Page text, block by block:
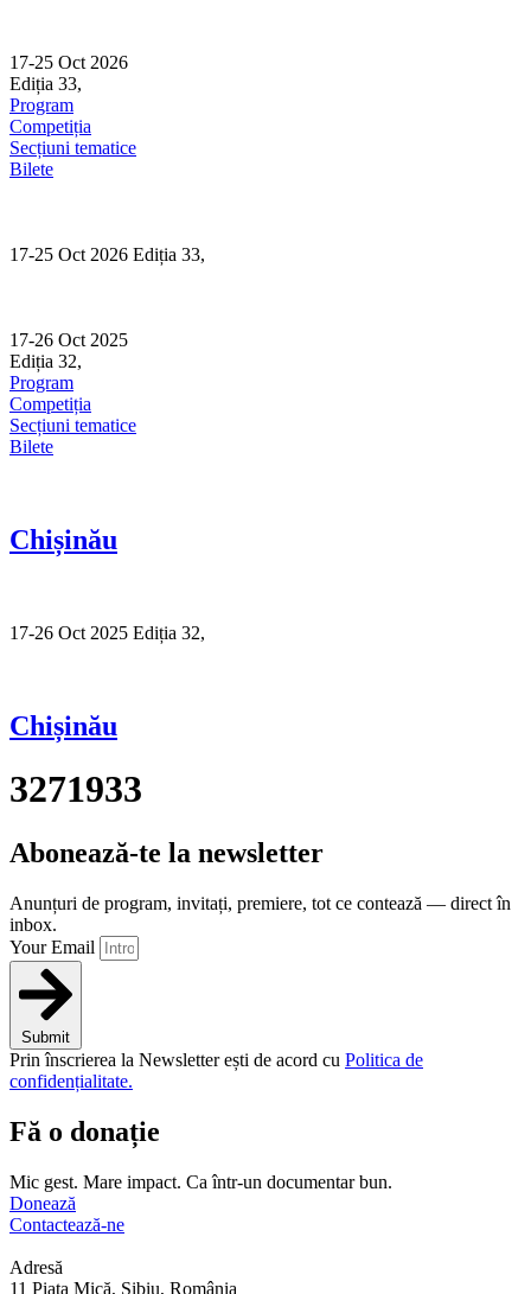
content
17-25 Oct 2026
Ediția 33,
Program
Competiția
Secțiuni tematice
Bilete
17-25 Oct 2026 Ediția 33,
17-26 Oct 2025
Ediția 32,
Program
Competiția
Secțiuni tematice
Bilete
Chișinău
17-26 Oct 2025 Ediția 32,
Chișinău
3271933
Abonează-te la newsletter
Anunțuri de program, invitați, premiere, tot ce contează — direct în
inbox.
Your Email
Submit
Prin înscrierea la Newsletter ești de acord cu Politica de
confidențialitate.
Fă o donație
Mic gest. Mare impact. Ca într-un documentar bun.
Donează
Contactează-ne
Adresă
11 Piața Mică, Sibiu, România